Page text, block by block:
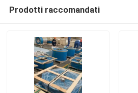
Prodotti raccomandati